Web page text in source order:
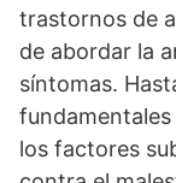
trastornos de
de abordar la
síntomas.
los factores